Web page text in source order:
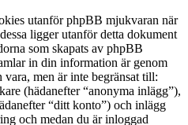
utanför phpBB mjukvaran när
ligger utanför detta dokument
som skapats av phpBB
in din information är genom
men är inte begränsat till:
(hädanefter “anonyma inlägg”),
“ditt konto”) och inlägg
och medan du är inloggad